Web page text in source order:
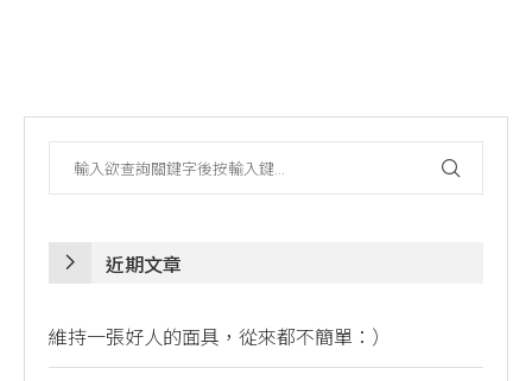
近期文章
維持一張好人的面具，從來都不簡單：）